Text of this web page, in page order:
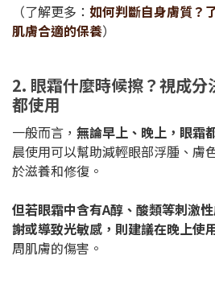
（了解更多： 如何判斷自身膚質？
肌膚合適的保養）
2. 眼霜什麼時候擦？視成分
都使用
一般而言， 無論早上、晚上，眼霜
晨使用可以幫助減輕眼部浮腫、膚
於滋養和修復。
但若眼霜中含有A醇、酸類等刺激
謝或導致光敏感，則建議在晚上使
周肌膚的傷害。